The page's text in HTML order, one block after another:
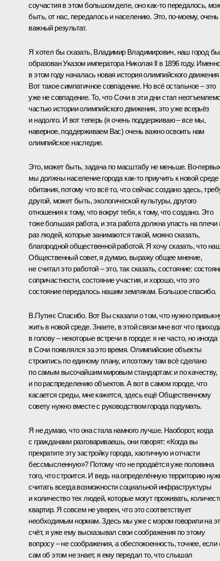
соучастия в этом большом деле, оно как‑то передалось,
быть, от нас, передалось и населению. Это, по‑моему, очень
важный результат.
Я хотел бы сказать, Владимир Владимирович, наш город
образован Указом императора Николая II в 1896 году.
в этом году началась новая история олимпийского
Вот такое симпатичное совпадение. Но всё остальное – это
уже не совпадение. То, что Сочи в эти дни стал
частью истории олимпийского движения, это уже всерьёз
и надолго. И вот теперь (я очень поддерживаю – все мы,
наверное, поддерживаем Вас) очень важно освоить нам
олимпийское наследие.
Это, может быть, задача по масштабу не меньше.
мы должны население города как‑то приучить к новой среде
обитания, потому что всё то, что сейчас создано здесь,
другой, может быть, экологической культуры, другого
отношения к тому, что вокруг тебя, к тому, что создано. Это
тоже большая работа, и эта работа должна упасть на плечи
раз людей, которые занимаются такой, можно сказать,
благородной общественной работой. Я хочу сказать, что
Общественный совет, я думаю, выражу общее мнение,
не считал это работой – это, так сказать, состояние:
сопричастности, состояние участия, и хорошо, что это
состояние передалось нашим землякам. Большое спасибо.
В.Путин: Спасибо. Вот Вы сказали о том, что нужно
жить в новой среде. Знаете, в этой связи мне вот что
в голову – некоторые встречи в городе: я не часто, но иногда
в Сочи появлялся за это время. Олимпийские объекты
строились по единому плану, и поэтому там всё сделано
по самым высочайшим мировым стандартам: и по качеству,
и по распределению объектов. А вот в самом городе, что
касается среды, мне кажется, здесь ещё Общественному
совету нужно вместе с руководством города подумать.
Я не думаю, что она стала намного лучше. Наоборот, когда
с гражданами разговариваешь, они говорят: «Когда вы
прекратите эту застройку города, хаотичную и отчасти
бессмысленную»? Потому что не продаётся уже половина
того, что строится. И ведь на определённую территорию
считать всегда возможности социальной инфраструктуры
и количество тех людей, которые могут проживать,
квартир. Я совсем не уверен, что это соответствует
необходимым нормам. Здесь мы уже с мэром говорили на
счёт, я уже ему высказывал свои соображения по этому
вопросу – не соображения, а обеспокоенность, точнее, если
сам об этом не знает, я ему передал то, что слышал